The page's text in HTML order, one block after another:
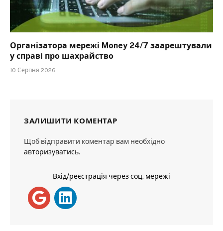
Організатора мережі Money 24/7 заарештували
у справі про шахрайство
10 Серпня 2026
ЗАЛИШИТИ КОМЕНТАР
Щоб відправити коментар вам необхідно
авторизуватись.
Вхід/реєстрація через соц. мережі